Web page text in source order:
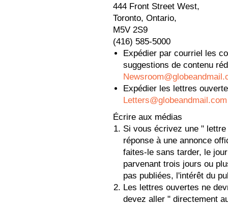
444 Front Street West,
Toronto, Ontario,
M5V 2S9
(416) 585-5000
Expédier par courriel les
suggestions de contenu
Expédier les lettres
Letters@globeandmail.com
Écrire aux médias
Si vous écrivez une "
réponse à une annonce
faites-le sans tarder, le
parvenant trois jours ou
pas publiées, l'intérêt du
Les lettres ouvertes ne
devez aller " directement